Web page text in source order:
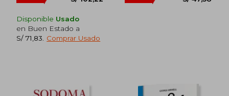
Disponible Usado
en Buen Estado a
S/ 71,83
Comprar Usado